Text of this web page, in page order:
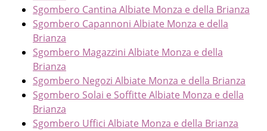
Sgombero Cantina Albiate Monza e della Brianza
Sgombero Capannoni Albiate Monza e della
Brianza
Sgombero Magazzini Albiate Monza e della
Brianza
Sgombero Negozi Albiate Monza e della Brianza
Sgombero Solai e Soffitte Albiate Monza e della
Brianza
Sgombero Uffici Albiate Monza e della Brianza